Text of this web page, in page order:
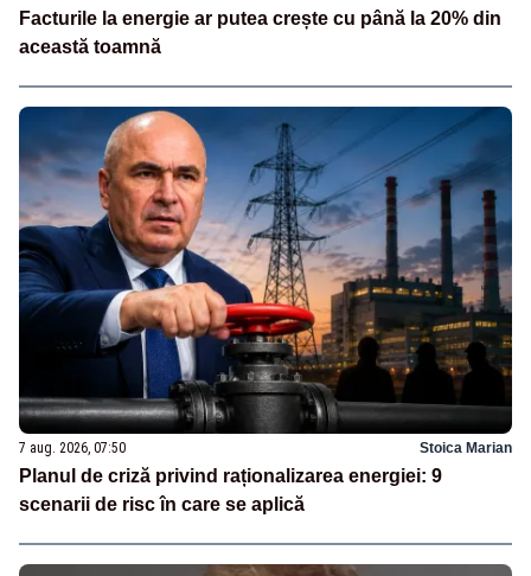
Facturile la energie ar putea crește cu până la 20% din
această toamnă
7 aug. 2026, 07:50 Stoica Marian
Planul de criză privind raționalizarea energiei: 9
scenarii de risc în care se aplică